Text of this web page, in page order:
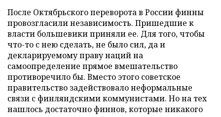
После Октябрьского переворота в России финны
провозгласили независимость. Пришедшие к
власти большевики приняли ее. Для того, чтобы
что-то с нею сделать, не было сил, да и
декларируемому праву наций на
самоопределение прямое вмешательство
противоречило бы. Вместо этого советское
правительство задействовало неформальные
связи с финляндскими коммунистами. Но на тех
нашлось достаточно финнов, которые никакого